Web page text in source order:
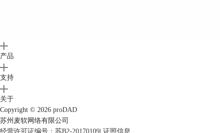
产品
支持
关于
Copyright © 2026 proDAD
苏州麦软网络有限公司
经营许可证编号：苏B2-20170109 证照信息